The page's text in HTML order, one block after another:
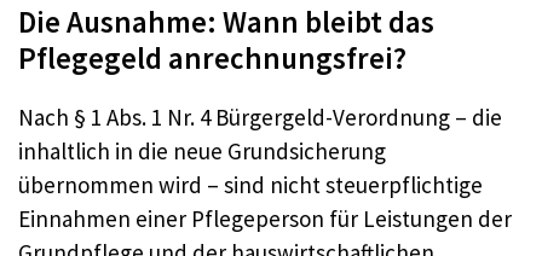
Die Ausnahme: Wann bleibt das
Pflegegeld anrechnungsfrei?
Nach § 1 Abs. 1 Nr. 4 Bürgergeld-Verordnung – die
inhaltlich in die neue Grundsicherung
übernommen wird – sind nicht steuerpflichtige
Einnahmen einer Pflegeperson für Leistungen der